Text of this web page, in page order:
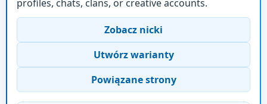
profiles, chats, clans, or creative accounts.
Zobacz nicki
Utwórz warianty
Powiązane strony